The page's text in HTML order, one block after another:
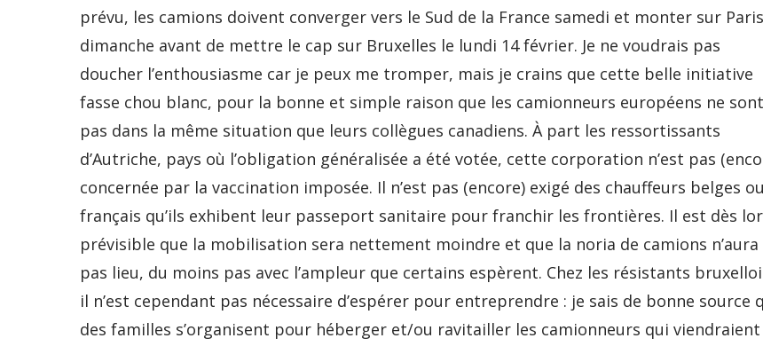
prévu, les camions doivent converger vers le Sud de la France samedi et monter sur Paris
dimanche avant de mettre le cap sur Bruxelles le lundi 14 février. Je ne voudrais pas
doucher l’enthousiasme car je peux me tromper, mais je crains que cette belle initiative
fasse chou blanc, pour la bonne et simple raison que les camionneurs européens ne sont
pas dans la même situation que leurs collègues canadiens. À part les ressortissants
d’Autriche, pays où l’obligation généralisée a été votée, cette corporation n’est pas
concernée par la vaccination imposée. Il n’est pas (encore) exigé des chauffeurs belges ou
français qu’ils exhibent leur passeport sanitaire pour franchir les frontières. Il est dès
prévisible que la mobilisation sera nettement moindre et que la noria de camions n’aura
pas lieu, du moins pas avec l’ampleur que certains espèrent. Chez les résistants
il n’est cependant pas nécessaire d’espérer pour entreprendre : je sais de bonne source
des familles s’organisent pour héberger et/ou ravitailler les camionneurs qui viendraient